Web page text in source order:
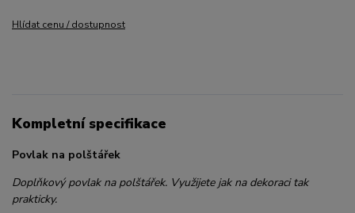
Hlídat cenu / dostupnost
Kompletní specifikace
Povlak na polštářek
Doplňkový povlak na polštářek. Využijete jak na dekoraci tak
prakticky.